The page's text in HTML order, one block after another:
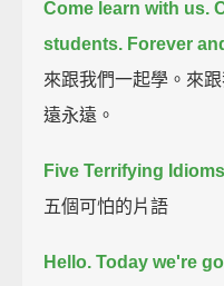
Come learn with us.
students. Forever
來跟我們一起學。來
遠永遠。
Five Terrifying Idioms
五個可怕的片語
Hello. Today we're